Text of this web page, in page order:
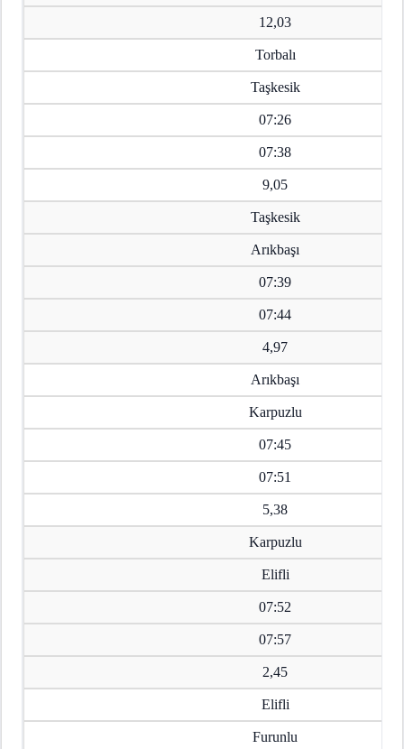
12,03
Torbalı
Taşkesik
07:26
07:38
9,05
Taşkesik
Arıkbaşı
07:39
07:44
4,97
Arıkbaşı
Karpuzlu
07:45
07:51
5,38
Karpuzlu
Elifli
07:52
07:57
2,45
Elifli
Furunlu